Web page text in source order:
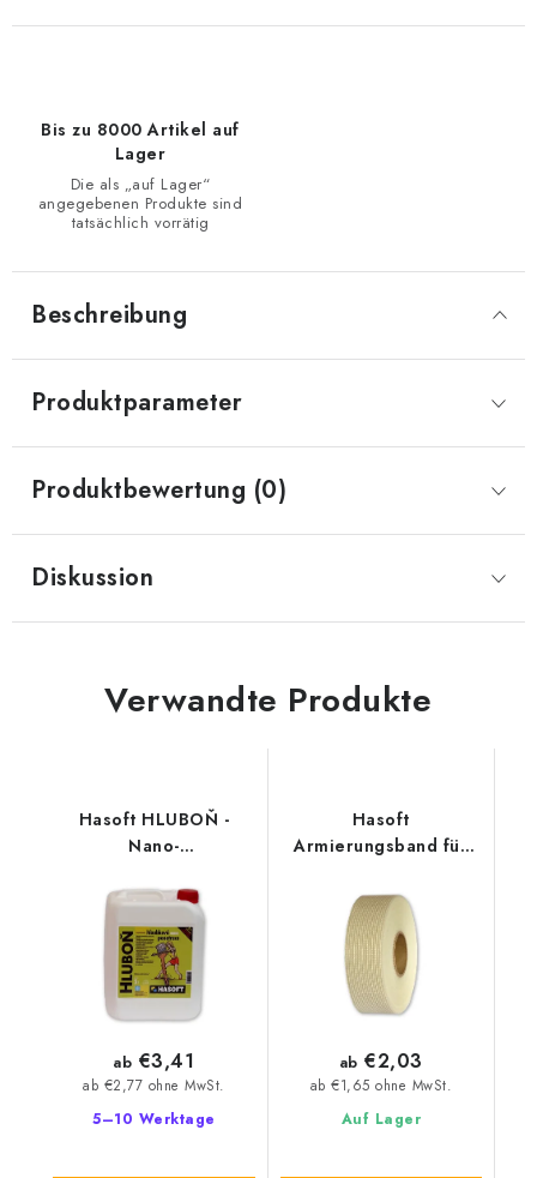
Bis zu 8000 Artikel auf
Lager
Die als „auf Lager“
angegebenen Produkte sind
tatsächlich vorrätig
Beschreibung
Produktparameter
Produktbewertung (0)
Diskussion
Verwandte Produkte
Hasoft HLUBOŇ -
Nano-
5–10 Werktage
ab €2,77 ohne MwSt.
ab €3,41
Hasoft
Armierungsband für
Auf Lager
ab €1,65 ohne MwSt.
ab €2,03